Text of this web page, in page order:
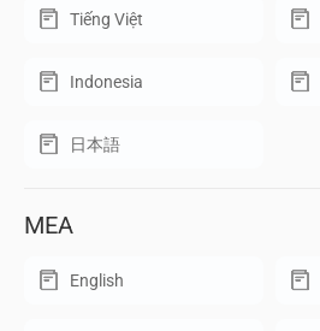
Tiếng Việt
Indonesia
日本語
MEA
English